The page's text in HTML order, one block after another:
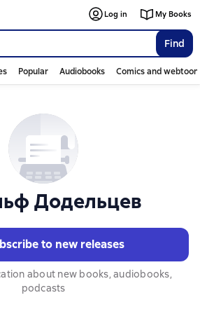
Find
Log in My Books
Popular Audiobooks Comics and
Додельцев
to new releases
about new books, audiobooks,
podcasts